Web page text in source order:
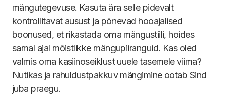
mängutegevuse. Kasuta ära selle pidevalt
kontrollitavat ausust ja põnevad hooajalised
boonused, et rikastada oma mängustiili, hoides
samal ajal mõistlikke mängupiiranguid. Kas oled
valmis oma kasiinoseiklust uuele tasemele viima?
Nutikas ja rahuldustpakkuv mängimine ootab Sind
juba praegu.